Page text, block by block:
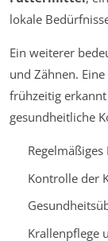
lokale
Ein weiterer
und Zähnen.
frühzeitig
gesundheitliche
Kontrolle der
Krallenpflege